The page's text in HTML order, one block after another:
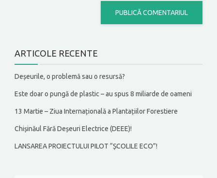
ARTICOLE RECENTE
Deșeurile, o problemă sau o resursă?
Este doar o pungă de plastic – au spus 8 miliarde de oameni
13 Martie – Ziua Internațională a Plantațiilor Forestiere
Chișinăul Fără Deșeuri Electrice (DEEE)!
LANSAREA PROIECTULUI PILOT “ȘCOLILE ECO”!